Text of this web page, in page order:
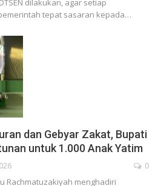
dilakukan, agar setiap
tepat sasaran kepada…
dan Gebyar Zakat, Bupati
untuk 1.000 Anak Yatim
0
Rachmatuzakiyah menghadiri